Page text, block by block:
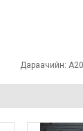
Дараачийн: